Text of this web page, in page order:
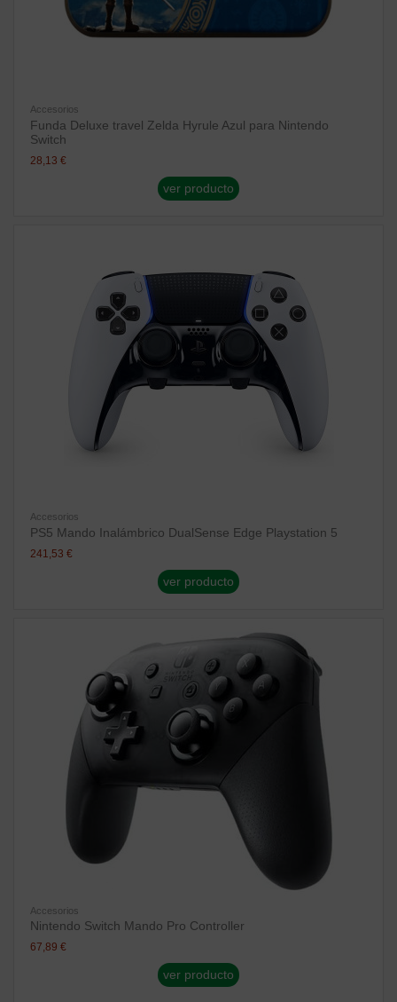
Accesorios
Funda Deluxe travel Zelda Hyrule Azul para Nintendo
Switch
28,13 €
ver producto
Accesorios
PS5 Mando Inalámbrico DualSense Edge Playstation 5
241,53 €
ver producto
Accesorios
Nintendo Switch Mando Pro Controller
67,89 €
ver producto